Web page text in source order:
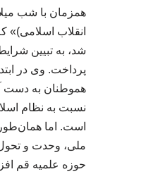
همزمان با شب
انقلاب اسلامی)»
شد، به تبیین
پرداخت. وی در
هموطنان به دست
نسبت به نظام
است. اما
ملی، وحدت و
حوزه علمیه قم